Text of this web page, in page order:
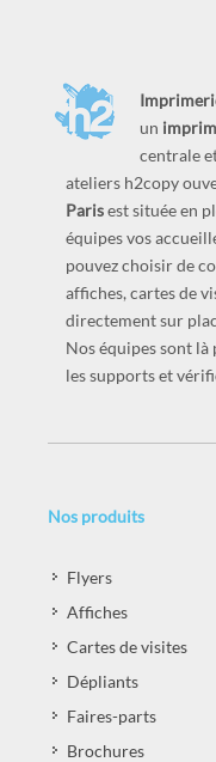
un
centrale
ateliers h2copy
Parisest située en
équipes vos
pouvez choisir de
affiches, cartes de
directement sur
Nos équipes sont
les supports et
Nos produits
Flyers
Affiches
Cartes de visites
Dépliants
Faires-parts
Brochures